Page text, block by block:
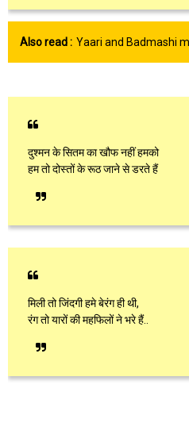
Also read : Yaari and Badmashi
दुश्मन के सितम का खौफ नहीं हमको
हम तो दोस्तों के रूठ जाने से डरते हैं
मिली तो जिंदगी हमे बेरंग ही थी,
रंग तो यारों की महफिलों ने भरे हैं..